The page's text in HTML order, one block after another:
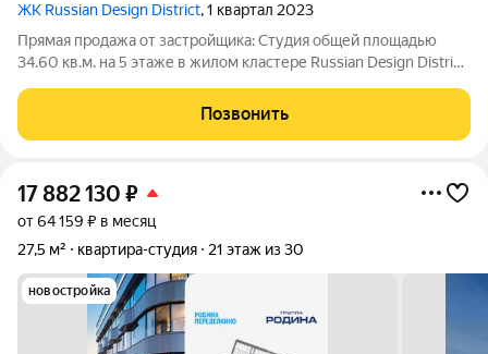
ЖК Russian Design District, 1 квартал 2023
Прямая продажа от застройщика: Cтудия общей площадью
34.60 кв.м. на 5 этаже в жилом кластере Russian Design District,
коллаборации со звездами российского дизайна, культуры и
спорта. Квартира находится в
Позвонить
17 882 130 ₽
от 64 159 ₽ в месяц
27,5 м²
квартира-студия 21 этаж из 30
новостройка